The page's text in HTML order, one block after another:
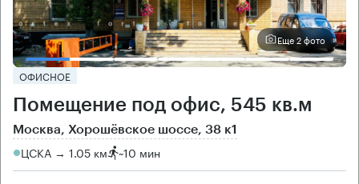
Еще 2 фото
ОФИСНОЕ
Помещение под офис, 545 кв.м
Москва, Хорошёвское шоссе, 38 к1
ЦСКА → 1.05 км ~10 мин